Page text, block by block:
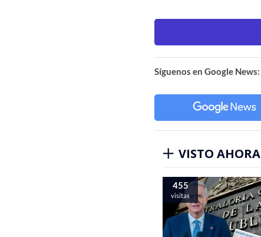
Síguenos en Google News:
VISTO AHORA
455
visitas